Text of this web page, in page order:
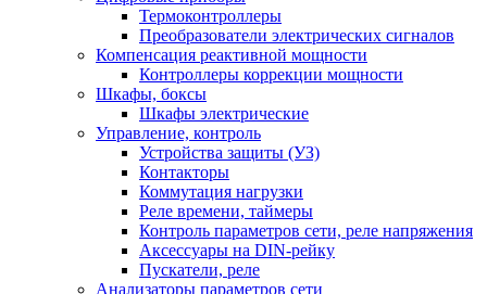
Термоконтроллеры
Преобразователи электрических сигналов
Компенсация реактивной мощности
Контроллеры коррекции мощности
Шкафы, боксы
Шкафы электрические
Управление, контроль
Устройства защиты (УЗ)
Контакторы
Коммутация нагрузки
Реле времени, таймеры
Контроль параметров сети, реле напряжения
Аксессуары на DIN-рейку
Пускатели, реле
Анализаторы параметров сети